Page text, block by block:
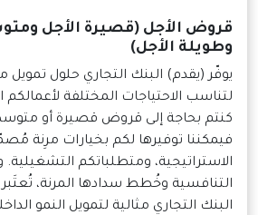
قروض الأجل (قصيرة الأجل
وطويلة الأجل)
يوفّر (يقدم) البنك التجاري حلول
لتناسب الاحتياجات المختلفة لأعمالكم
كنتم بحاجة إلى قروض قصيرة أو
فيمكننا توفيرها لكم بخيارات مرِنة
الاستراتيجية، ومتطلباتكم التشغيلية.
التنافسية وخُطط سدادها المرنة،
البنك التجاري مثالية لتمويل النمو